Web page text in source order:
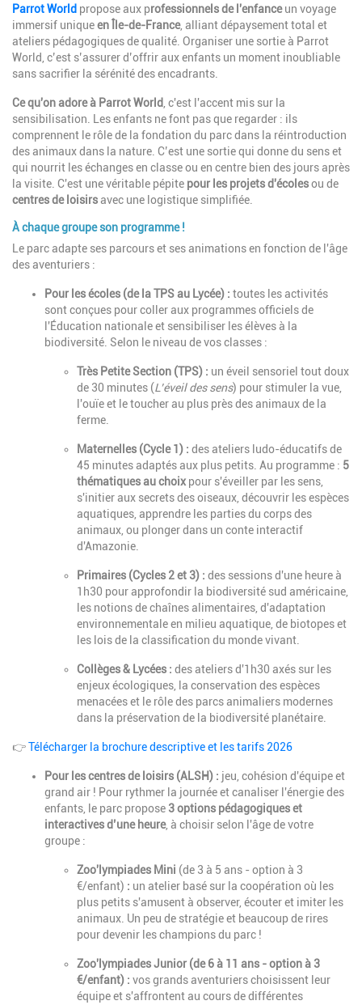
Parrot World propose aux professionnels de l'enfanceun voyage
immersif uniqueen Île-de-France, alliant dépaysement total et
ateliers pédagogiques de qualité. Organiser une sortie à Parrot
World, c’est s’assurer d’offrir aux enfants un moment inoubliable
sans sacrifier la sérénité des encadrants.
Ce qu'on adore à Parrot World , c'est l'accent mis sur la
sensibilisation. Les enfants ne font pas que regarder : ils
comprennent le rôle de la fondation du parc dans la réintroduction
des animaux dans la nature. C’est une sortie qui donne du sens et
qui nourrit les échanges en classe ou en centre bien des jours après
la visite. C'est une véritable pépite pour les projets d'écolesou de
centres de loisirsavec une logistique simplifiée.
À chaque groupe son programme !
Le parc adapte ses parcours et ses animations en fonction de l'âge
des aventuriers :
Pour les écoles (de la TPS au Lycée) : toutes les activités
sont conçues pour coller aux programmes officiels de
l'Éducation nationale et sensibiliser les élèves à la
biodiversité. Selon le niveau de vos classes :
Très Petite Section (TPS) : un éveil sensoriel tout doux
de 30 minutes (L’éveil des sens) pour stimuler la vue,
l'ouïe et le toucher au plus près des animaux de la
ferme.
Maternelles (Cycle 1) : des ateliers ludo-éducatifs de
45 minutes adaptés aux plus petits. Au programme : 5
thématiques au choix pour s'éveiller par les sens,
s'initier aux secrets des oiseaux, découvrir les espèces
aquatiques, apprendre les parties du corps des
animaux, ou plonger dans un conte interactif
d'Amazonie.
Primaires (Cycles 2 et 3) : des sessions d'une heure à
1h30 pour approfondir la biodiversité sud américaine,
les notions de chaînes alimentaires, d'adaptation
environnementale en milieu aquatique, de biotopes et
les lois de la classification du monde vivant.
Collèges & Lycées : des ateliers d'1h30 axés sur les
enjeux écologiques, la conservation des espèces
menacées et le rôle des parcs animaliers modernes
dans la préservation de la biodiversité planétaire.
👉Télécharger la brochure descriptive et les tarifs 2026
Pour les centres de loisirs (ALSH) : jeu, cohésion d'équipe et
grand air ! Pour rythmer la journée et canaliser l'énergie des
enfants, le parc propose 3 options pédagogiques et
interactives d’une heure, à choisir selon l'âge de votre
groupe :
Zoo'lympiades Mini (de 3 à 5 ans - option à 3
€/enfant) : un atelier basé sur la coopération où les
plus petits s'amusent à observer, écouter et imiter les
animaux. Un peu de stratégie et beaucoup de rires
pour devenir les champions du parc !
Zoo'lympiades Junior (de 6 à 11 ans - option à 3
€/enfant) : vos grands aventuriers choisissent leur
équipe et s'affrontent au cours de différentes